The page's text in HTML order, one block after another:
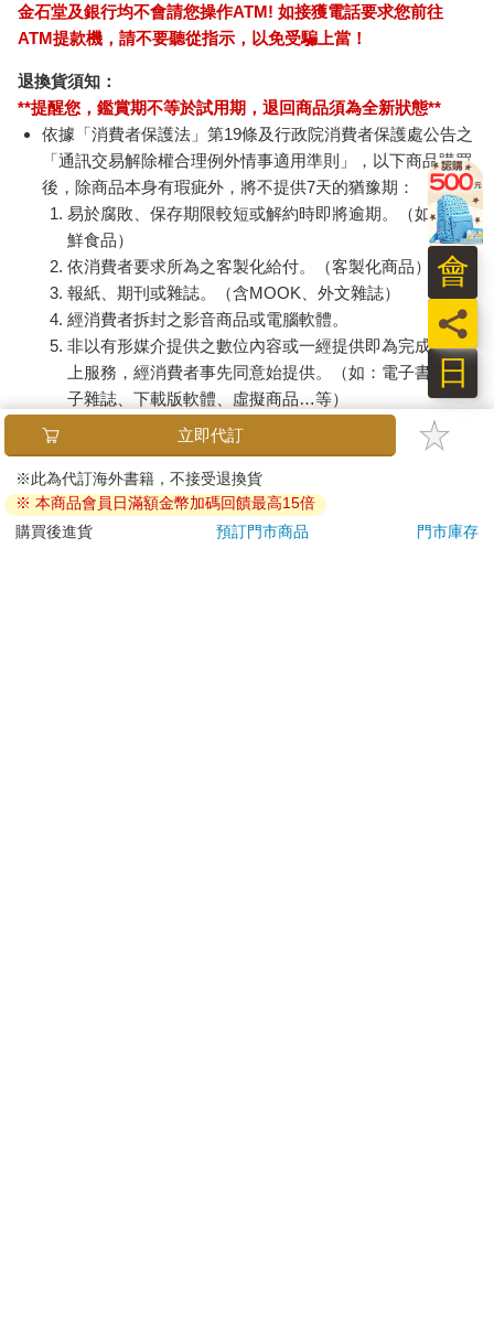
金石堂及銀行均不會請您操作ATM! 如接獲電話要求您前往
ATM提款機，請不要聽從指示，以免受騙上當！
退換貨須知：
**提醒您，鑑賞期不等於試用期，退回商品須為全新狀態**
依據「消費者保護法」第19條及行政院消費者保護處公告之
「通訊交易解除權合理例外情事適用準則」，以下商品購買
後，除商品本身有瑕疵外，將不提供7天的猶豫期：
易於腐敗、保存期限較短或解約時即將逾期。（如：生
鮮食品）
依消費者要求所為之客製化給付。（客製化商品）
報紙、期刊或雜誌。（含MOOK、外文雜誌）
經消費者拆封之影音商品或電腦軟體。
非以有形媒介提供之數位內容或一經提供即為完成之線
上服務，經消費者事先同意始提供。（如：電子書、電
子雜誌、下載版軟體、虛擬商品…等）
已拆封之個人衛生用品。（如：內衣褲、刮鬍刀、除毛
若非上列種類商品，均享有到貨7天的猶豫期（含例假
日）。
辦理退換貨時，商品（組合商品恕無法接受單獨退貨）必須
立即代訂
※此為代訂海外書籍，不接受退換貨
※ 本商品會員日滿額金幣加碼回饋最高15倍
購買後進貨
預訂門市商品 門市庫存
日
員
會